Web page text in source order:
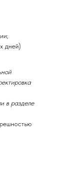
дней)
в разделе